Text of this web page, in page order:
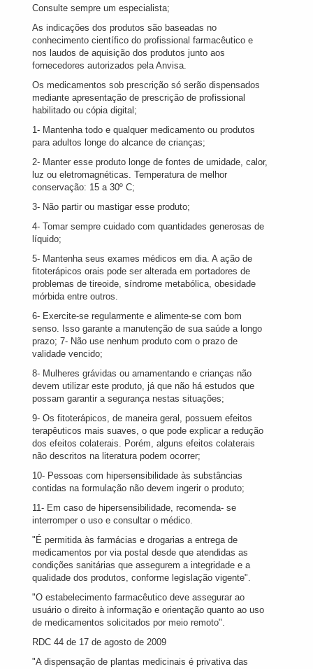
Consulte sempre um especialista;
As indicações dos produtos são baseadas no
conhecimento científico do profissional farmacêutico e
nos laudos de aquisição dos produtos junto aos
fornecedores autorizados pela Anvisa.
Os medicamentos sob prescrição só serão dispensados
mediante apresentação de prescrição de profissional
habilitado ou cópia digital;
1- Mantenha todo e qualquer medicamento ou produtos
para adultos longe do alcance de crianças;
2- Manter esse produto longe de fontes de umidade, calor,
luz ou eletromagnéticas. Temperatura de melhor
conservação: 15 a 30º C;
3- Não partir ou mastigar esse produto;
4- Tomar sempre cuidado com quantidades generosas de
líquido;
5- Mantenha seus exames médicos em dia. A ação de
fitoterápicos orais pode ser alterada em portadores de
problemas de tireoide, síndrome metabólica, obesidade
mórbida entre outros.
6- Exercite-se regularmente e alimente-se com bom
senso. Isso garante a manutenção de sua saúde a longo
prazo; 7- Não use nenhum produto com o prazo de
validade vencido;
8- Mulheres grávidas ou amamentando e crianças não
devem utilizar este produto, já que não há estudos que
possam garantir a segurança nestas situações;
9- Os fitoterápicos, de maneira geral, possuem efeitos
terapêuticos mais suaves, o que pode explicar a redução
dos efeitos colaterais. Porém, alguns efeitos colaterais
não descritos na literatura podem ocorrer;
10- Pessoas com hipersensibilidade às substâncias
contidas na formulação não devem ingerir o produto;
11- Em caso de hipersensibilidade, recomenda- se
interromper o uso e consultar o médico.
"É permitida às farmácias e drogarias a entrega de
medicamentos por via postal desde que atendidas as
condições sanitárias que assegurem a integridade e a
qualidade dos produtos, conforme legislação vigente".
"O estabelecimento farmacêutico deve assegurar ao
usuário o direito à informação e orientação quanto ao uso
de medicamentos solicitados por meio remoto".
RDC 44 de 17 de agosto de 2009
"A dispensação de plantas medicinais é privativa das